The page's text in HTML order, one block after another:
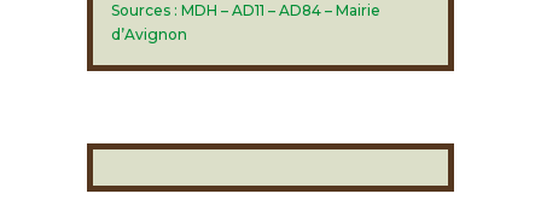
Sources : MDH – AD11 – AD84 – Mairie
d’Avignon